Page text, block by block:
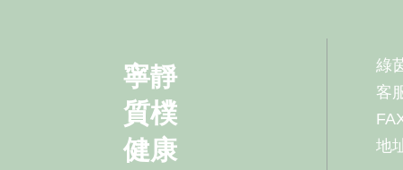
寧靜
質樸
健康
綠
客
地